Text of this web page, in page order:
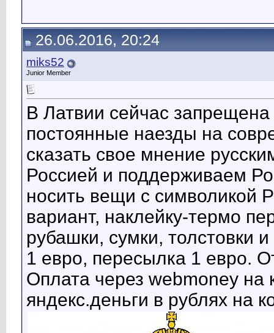
26.06.2016, 20:24
miks52
Junior Member
В Латвии сейчас запрещена
постоянные наезды на
сказать свое мнение
Россией и поддерживаем
носить вещи с символикой
вариант, наклейку-термо
рубашки, сумки, толстовки
1 евро, пересылка 1 евро.
Оплата через webmoney
яндекс.деньги в рублях на